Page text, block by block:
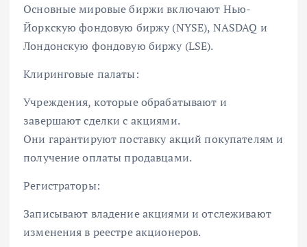
Основные мировые биржи включают Нью-
Йоркскую фондовую биржу (NYSE), NASDAQ и
Лондонскую фондовую биржу (LSE).
Клиринговые палаты:
Учреждения, которые обрабатывают и
завершают сделки с акциями.
Они гарантируют поставку акций покупателям и
получение оплаты продавцами.
Регистраторы:
Записывают владение акциями и отслеживают
изменения в реестре акционеров.